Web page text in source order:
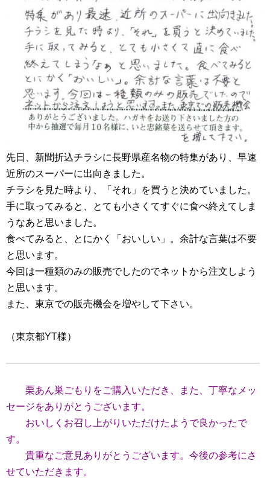
先日、新聞折込チラシに長野県産名物の特集があり、早速
近所のスーパーに出向きました。
チラシを見た時より、「それ」を買うと決めていました。
手に取ってみると、とても小さくてすぐに食べ終えてしま
うなあと思いました。
食べてみると、とにかく「おいしい」。余計な言葉は不要
と思います。
今回は一種類のみの販売でしたのでネットから注文しよう
と思います。
また、東京での販売機会を増やして下さい。
（東京都YT様）
栗あん巣ごもりをご購入いただき、また、丁寧なメッ
セージをありがとうございます。
おいしくお召し上がりいただけたようで良かったで
す。
貴重なご意見ありがとうございます。今後の参考にさ
せていただきます。